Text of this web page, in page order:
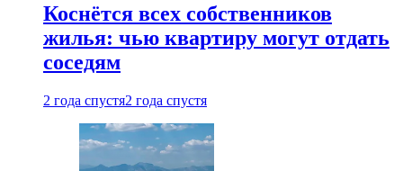
Коснётся всех собственников
жилья: чью квартиру могут отдать
соседям
2 года спустя2 года спустя